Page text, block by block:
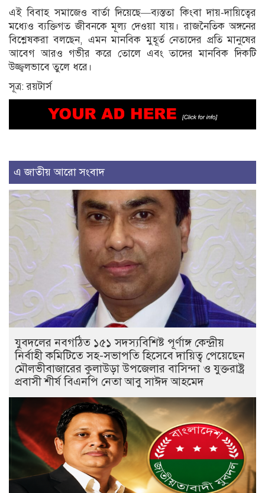
এই বিবাহ সমাজেও বার্তা দিয়েছে—ব্যস্ততা কিংবা দায়-দায়িত্বের
মধ্যেও ব্যক্তিগত জীবনকে মূল্য দেওয়া যায়। রাজনৈতিক অঙ্গনের
বিশ্লেষকরা বলছেন, এমন মানবিক মুহূর্ত নেতাদের প্রতি মানুষের
আবেগ আরও গভীর করে তোলে এবং তাদের মানবিক দিকটি
উজ্জ্বলভাবে তুলে ধরে।
সূত্র: রয়টার্স
এ জাতীয় আরো সংবাদ
যুবদলের নবগঠিত ১৫১ সদস্যবিশিষ্ট পূর্ণাঙ্গ কেন্দ্রীয়
নির্বাহী কমিটিতে সহ-সভাপতি হিসেবে দায়িত্ব পেয়েছেন
মৌলভীবাজারের কুলাউড়া উপজেলার বাসিন্দা ও যুক্তরাষ্ট্র
প্রবাসী শীর্ষ বিএনপি নেতা আবু সাঈদ আহমেদ